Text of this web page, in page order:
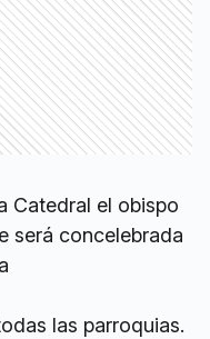
Catedral el obispo
será concelebrada
las parroquias.